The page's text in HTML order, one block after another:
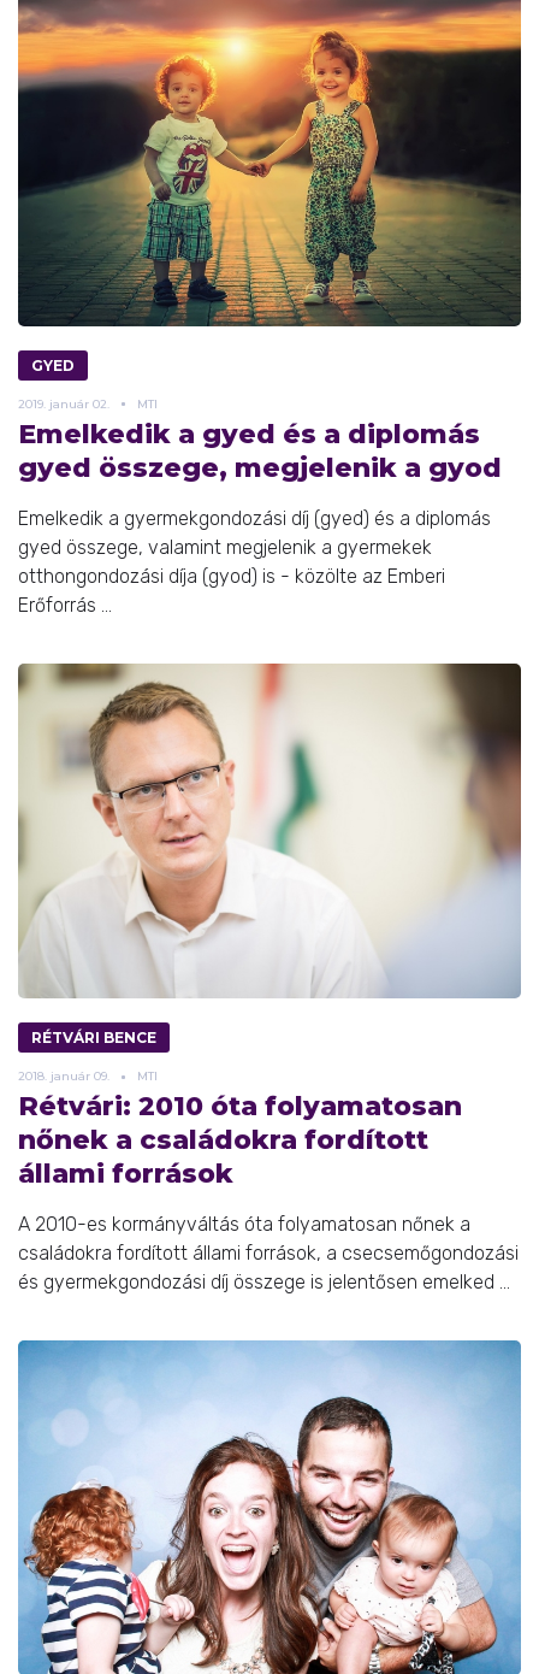
GYED
2019. január 02. MTI
Emelkedik a gyed és a diplomás
gyed összege, megjelenik a gyod
Emelkedik a gyermekgondozási díj (gyed) és a diplomás
gyed összege, valamint megjelenik a gyermekek
otthongondozási díja (gyod) is - közölte az Emberi
Erőforrás ...
RÉTVÁRI BENCE
2018. január 09. MTI
Rétvári: 2010 óta folyamatosan
nőnek a családokra fordított
állami források
A 2010-es kormányváltás óta folyamatosan nőnek a
családokra fordított állami források, a csecsemőgondozási
és gyermekgondozási díj összege is jelentősen emelked ...